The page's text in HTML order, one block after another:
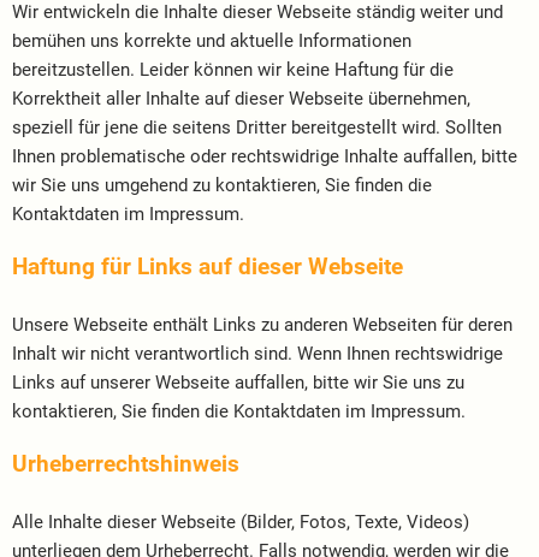
Wir entwickeln die Inhalte dieser Webseite ständig weiter und
bemühen uns korrekte und aktuelle Informationen
bereitzustellen. Leider können wir keine Haftung für die
Korrektheit aller Inhalte auf dieser Webseite übernehmen,
speziell für jene die seitens Dritter bereitgestellt wird. Sollten
Ihnen problematische oder rechtswidrige Inhalte auffallen, bitte
wir Sie uns umgehend zu kontaktieren, Sie finden die
Kontaktdaten im Impressum.
Haftung für Links auf dieser Webseite
Unsere Webseite enthält Links zu anderen Webseiten für deren
Inhalt wir nicht verantwortlich sind. Wenn Ihnen rechtswidrige
Links auf unserer Webseite auffallen, bitte wir Sie uns zu
kontaktieren, Sie finden die Kontaktdaten im Impressum.
Urheberrechtshinweis
Alle Inhalte dieser Webseite (Bilder, Fotos, Texte, Videos)
unterliegen dem Urheberrecht. Falls notwendig, werden wir die